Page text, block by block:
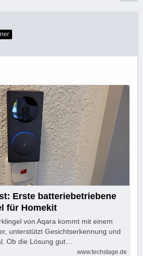
Erste batteriebetriebene
für Homekit
von Aqara kommt mit einem
unterstützt Gesichtserkennung und
Ob die Lösung gut…
www.techstage.de